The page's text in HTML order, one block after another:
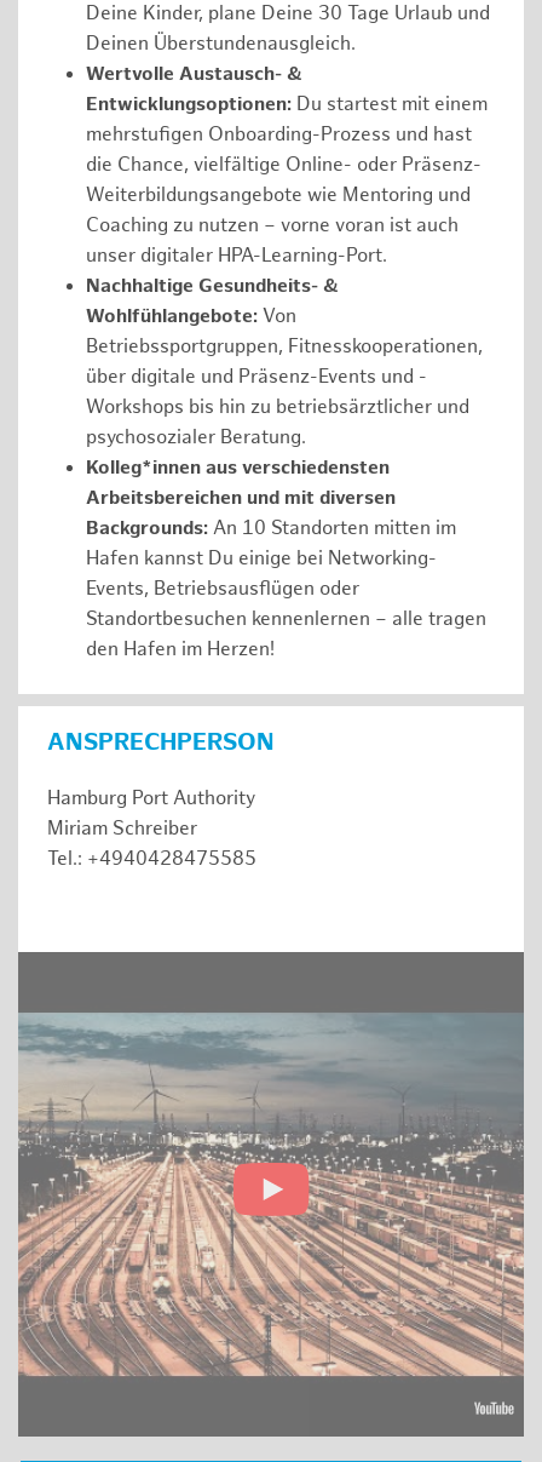
Deine Kinder, plane Deine 30 Tage Urlaub und
Deinen Überstundenausgleich.
Wertvolle Austausch- &
Entwicklungsoptionen: Du startest mit einem
mehrstufigen Onboarding-Prozess und hast
die Chance, vielfältige Online- oder Präsenz-
Weiterbildungsangebote wie Mentoring und
Coaching zu nutzen – vorne voran ist auch
unser digitaler HPA-Learning-Port.
Nachhaltige Gesundheits- &
Wohlfühlangebote: Von
Betriebssportgruppen, Fitnesskooperationen,
über digitale und Präsenz-Events und -
Workshops bis hin zu betriebsärztlicher und
psychosozialer Beratung.
Kolleg*innen aus verschiedensten
Arbeitsbereichen und mit diversen
Backgrounds: An 10 Standorten mitten im
Hafen kannst Du einige bei Networking-
Events, Betriebsausflügen oder
Standortbesuchen kennenlernen – alle tragen
den Hafen im Herzen!
ANSPRECHPERSON
Hamburg Port Authority
Miriam Schreiber
Tel.: +4940428475585